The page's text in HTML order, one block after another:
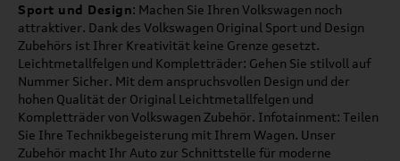
Sport und Design: Machen Sie Ihren Volkswagen noch
attraktiver. Dank des Volkswagen Original Sport und Design
Zubehörs ist Ihrer Kreativität keine Grenze gesetzt.
Leichtmetallfelgen und Kompletträder: Gehen Sie stilvoll auf
Nummer Sicher. Mit dem anspruchsvollen Design und der
hohen Qualität der Original Leichtmetallfelgen und
Kompletträder von Volkswagen Zubehör. Infotainment: Teilen
Sie Ihre Technikbegeisterung mit Ihrem Wagen. Unser
Zubehör macht Ihr Auto zur Schnittstelle für moderne